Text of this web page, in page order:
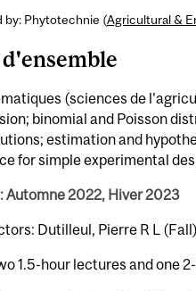
by: Phytotechnie (Agricultural &
(sciences de
binomial and Poisson
estimation and
for simple experimental
Automne 2022, Hiver 2023
Dutilleul, Pierre R L
1.5-hour lectures and one